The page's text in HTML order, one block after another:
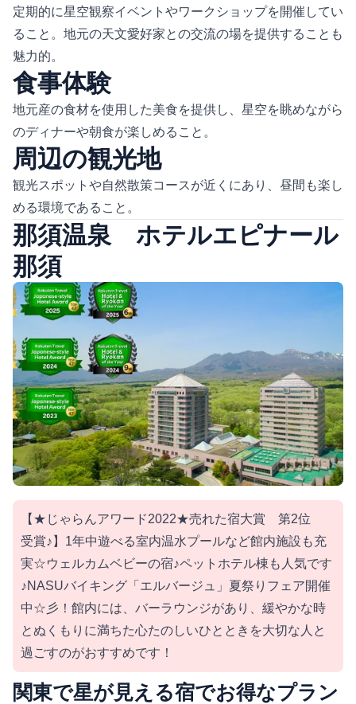
定期的に星空観察イベントやワークショップを開催してい
ること。地元の天文愛好家との交流の場を提供することも
魅力的。
食事体験
地元産の食材を使用した美食を提供し、星空を眺めながら
のディナーや朝食が楽しめること。
周辺の観光地
観光スポットや自然散策コースが近くにあり、昼間も楽し
める環境であること。
那須温泉 ホテルエピナール
那須
【★じゃらんアワード2022★売れた宿大賞 第2位
受賞♪】1年中遊べる室内温水プールなど館内施設も充
実☆ウェルカムベビーの宿♪ペットホテル棟も人気です
♪NASUバイキング「エルバージュ」夏祭りフェア開催
中☆彡！館内には、バーラウンジがあり、緩やかな時
とぬくもりに満ちた心たのしいひとときを大切な人と
過ごすのがおすすめです！
関東で星が見える宿でお得なプラン